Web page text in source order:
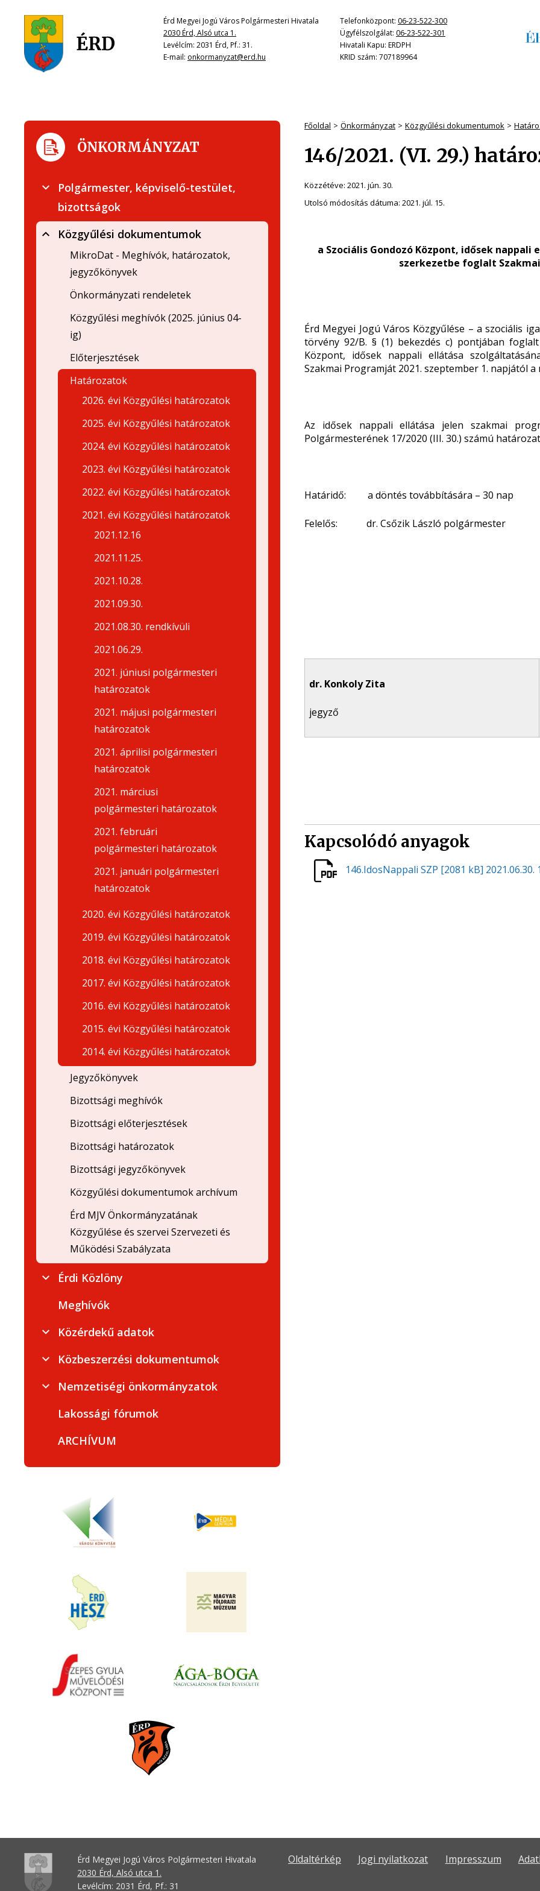
Érd Megyei Jogú Város Polgármesteri Hivatala
2030 Érd, Alsó utca 1.
Levélcím: 2031 Érd, Pf.: 31.
E-mail: onkormanyzat@erd.hu
Telefonközpont: 06-23-522-300
Ügyfélszolgálat: 06-23-522-301
Hivatali Kapu: ERDPH
KRID szám: 707189964
Főoldal Önkormányzat Közgyűlési dokumentumok
146/2021. (VI. 29.)
Közzétéve: 2021. jún. 30.
Utolsó módosítás dátuma: 2021. júl. 15.
a Szociális Gondozó Központ, idősek
szerkezetbe foglalt
Érd Megyei Jogú Város Közgyűlése – a szociális
törvény 92/B. § (1) bekezdés c) pontjában
Központ, idősek nappali ellátása
Szakmai Programját 2021. szeptember 1. napjától
Az idősek nappali ellátása jelen szakmai
Polgármesterének 17/2020 (III. 30.) számú
Határidő: a döntés továbbítására – 30 nap
Felelős: dr. Csőzik László polgármester
dr. Konkoly Zita
jegyző
Kapcsolódó anyagok
146.IdosNappali SZP [2081 kB] 2021.06.30.
ÖNKORMÁNYZAT
Polgármester, képviselő-testület,
bizottságok
Közgyűlési dokumentumok
MikroDat - Meghívók, határozatok,
jegyzőkönyvek
Önkormányzati rendeletek
Közgyűlési meghívók (2025. június 04-
ig)
Előterjesztések
Határozatok
2026. évi Közgyűlési határozatok
2025. évi Közgyűlési határozatok
2024. évi Közgyűlési határozatok
2023. évi Közgyűlési határozatok
2022. évi Közgyűlési határozatok
2021. évi Közgyűlési határozatok
2021.12.16
2021.11.25.
2021.10.28.
2021.09.30.
2021.08.30. rendkívüli
2021.06.29.
2021. júniusi polgármesteri
határozatok
2021. májusi polgármesteri
határozatok
2021. áprilisi polgármesteri
határozatok
2021. márciusi
polgármesteri határozatok
2021. februári
polgármesteri határozatok
2021. januári polgármesteri
határozatok
2020. évi Közgyűlési határozatok
2019. évi Közgyűlési határozatok
2018. évi Közgyűlési határozatok
2017. évi Közgyűlési határozatok
2016. évi Közgyűlési határozatok
2015. évi Közgyűlési határozatok
2014. évi Közgyűlési határozatok
Jegyzőkönyvek
Bizottsági meghívók
Bizottsági előterjesztések
Bizottsági határozatok
Bizottsági jegyzőkönyvek
Közgyűlési dokumentumok archívum
Érd MJV Önkormányzatának
Közgyűlése és szervei Szervezeti és
Működési Szabályzata
Érdi Közlöny
Meghívók
Közérdekű adatok
Közbeszerzési dokumentumok
Nemzetiségi önkormányzatok
Lakossági fórumok
ARCHÍVUM
Érd Megyei Jogú Város Polgármesteri Hivatala
2030 Érd, Alsó utca 1.
Levélcím: 2031 Érd, Pf.: 31
Oldaltérkép Jogi nyilatkozat Impresszum